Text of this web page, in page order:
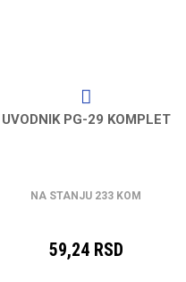
UVODNIK PG-29 KOMPLET
NA STANJU 233 KOM
59,24 RSD